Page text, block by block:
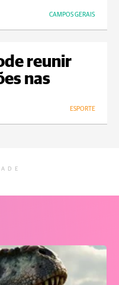
CAMPOS GERAIS
reunir
nas
ESPORTE